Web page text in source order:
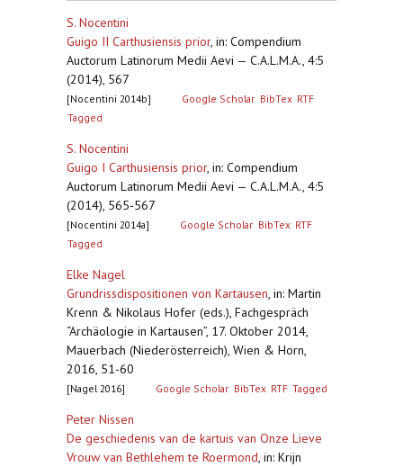
S. Nocentini
Guigo II Carthusiensis prior, in: Compendium
Auctorum Latinorum Medii Aevi — C.A.L.M.A., 4:5
(2014), 567
[Nocentini 2014b] Google Scholar BibTex RTF
Tagged
S. Nocentini
Guigo I Carthusiensis prior, in: Compendium
Auctorum Latinorum Medii Aevi — C.A.L.M.A., 4:5
(2014), 565-567
[Nocentini 2014a] Google Scholar BibTex RTF
Tagged
Elke Nagel
Grundrissdispositionen von Kartausen, in: Martin
Krenn & Nikolaus Hofer (eds.), Fachgespräch
“Archäologie in Kartausen”, 17. Oktober 2014,
Mauerbach (Niederösterreich), Wien & Horn,
2016, 51-60
[Nagel 2016] Google Scholar BibTex RTF Tagged
Peter Nissen
De geschiedenis van de kartuis van Onze Lieve
Vrouw van Bethlehem te Roermond, in: Krijn